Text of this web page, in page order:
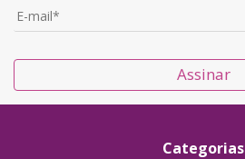
Assinar
Categorias